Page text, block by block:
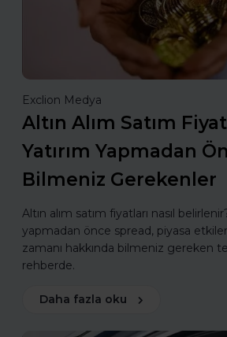
Exclion Medya
Altın Alım Satım
Yatırım Yapmadan
Bilmeniz Gerekenler
Altın alım satım fiyatları nasıl
yapmadan önce spread, piyasa
zamanı hakkında bilmeniz gereken
rehberde.
Daha fazla oku